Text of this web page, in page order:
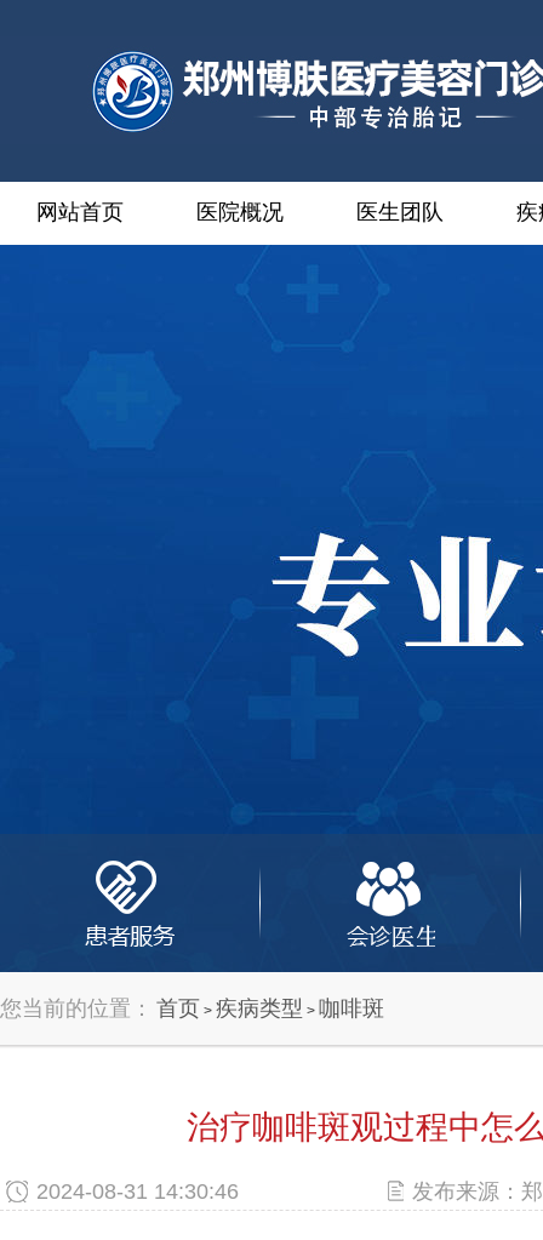
网站首页 医院概况 医生团队 疾
您当前的位置： 首页 > 疾病类型 > 咖啡斑
治疗咖啡斑观过程中怎
2024-08-31 14:30:46 发布来源：